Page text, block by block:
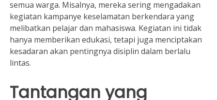
semua warga. Misalnya, mereka sering mengadakan
kegiatan kampanye keselamatan berkendara yang
melibatkan pelajar dan mahasiswa. Kegiatan ini tidak
hanya memberikan edukasi, tetapi juga menciptakan
kesadaran akan pentingnya disiplin dalam berlalu
lintas.
Tantangan yang